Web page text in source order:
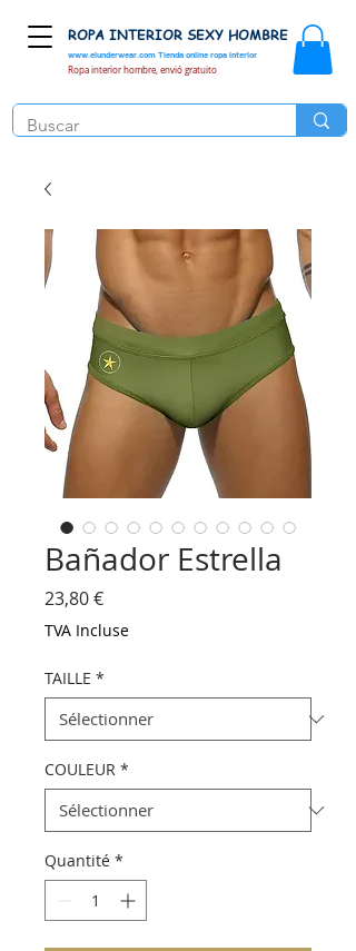
www.elunderwear.com Tienda online ropa interior
ROPA INTERIOR SEXY HOMBRE
Ropa interior hombre, envió gratuito
Bañador Estrella
23,80 €Prix
TVA Incluse
TAILLE *
COULEUR *
Quantité *